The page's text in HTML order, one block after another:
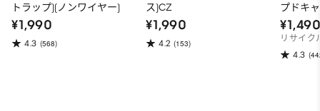
トラップ)(ノンワイヤー)
¥1,990
4.3 (568)
ス)CZ
¥1,990
4.2 (153)
プドキ
リサイク
4.3